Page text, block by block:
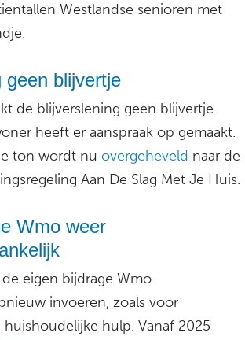
Westlandse senioren met
geen blijvertje
de blijverslening geen blijvertje.
heeft er aanspraak op gemaakt.
ton wordt nu overgeheveld naar de
Aan De Slag Met Je Huis.
Wmo weer
eigen bijdrage Wmo-
invoeren, zoals voor
hulp. Vanaf 2025